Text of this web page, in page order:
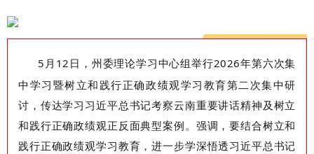
5 月 12 日， 州委理论学习中心组举行2026年第六次集
中学习暨树立和践行正确政绩观学习教育第二次集中研
讨，传达学习习近平总书记考察云南重要讲话精神及树立
和践行正确政绩观正反面典型案例。强调，要结合树立和
践行正确政绩观学习教育，进一步学深悟透习近平总书记